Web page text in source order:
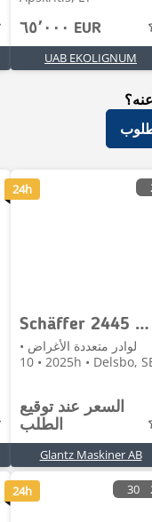
٦٥٬٠٠٠ EUR
UAB EKOLIGNUM
Schäffer 2445 Mittiamässan
لوادر متعددة الأغراض •
2025 • 10h • Delsbo,
السعر عند توقيع
الطلب
Glantz Maskiner AB
24h
30
24h